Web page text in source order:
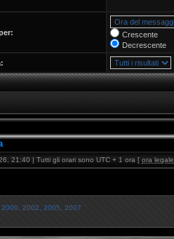
Crescente
Decrescente
21:40 | Tutti gli orari sono UTC + 1 ora [ ora legale
2002, 2005, 2007